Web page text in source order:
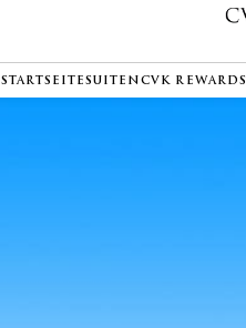
STARTSEITESUITENCVK REWARDS